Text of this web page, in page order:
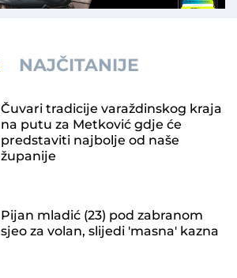
NAJČITANIJE
Čuvari tradicije varaždinskog kraja
na putu za Metković gdje će
predstaviti najbolje od naše
županije
Pijan mladić (23) pod zabranom
sjeo za volan, slijedi 'masna' kazna